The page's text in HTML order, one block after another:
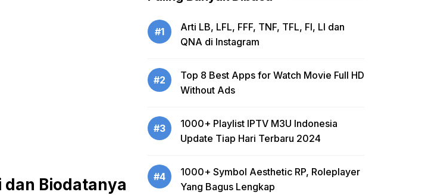
dan Biodatanya
#1
Arti LB, LFL, FFF, TNF, TFL, FI, LI dan
QNA di Instagram
#2
Top 8 Best Apps for Watch Movie Full HD
Without Ads
#3
1000+ Playlist IPTV M3U Indonesia
Update Tiap Hari Terbaru 2024
#4
1000+ Symbol Aesthetic RP, Roleplayer
Yang Bagus Lengkap